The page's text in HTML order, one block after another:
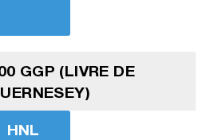
GGP (LIVRE DE
HNL